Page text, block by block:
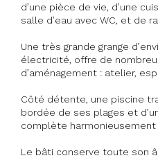
d’une pièce de vie, d’une
salle d’eau avec WC, et de
Une très grande grange
électricité, offre de
d’aménagement : atelier,
Côté détente, une piscine
bordée de ses plages et
complète
Le bâti conserve toute son